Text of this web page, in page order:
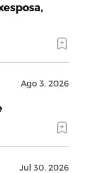
Ago 3, 2026
Jul 30, 2026